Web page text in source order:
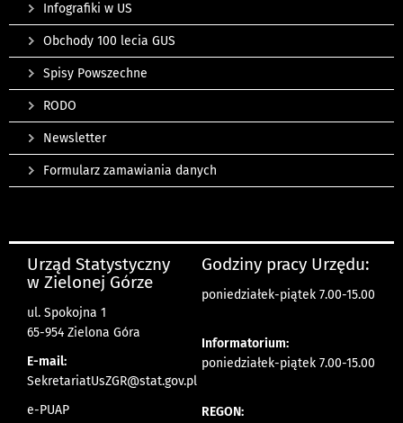
Infografiki w US
Obchody 100 lecia GUS
Spisy Powszechne
RODO
Newsletter
Formularz zamawiania danych
Urząd Statystyczny
w Zielonej Górze
ul. Spokojna 1
65-954 Zielona Góra
E-mail:
SekretariatUsZGR@stat.gov.pl
e-PUAP
Godziny pracy Urzędu:
poniedziałek-piątek 7.00-15.00
Informatorium:
poniedziałek-piątek 7.00-15.00
REGON: